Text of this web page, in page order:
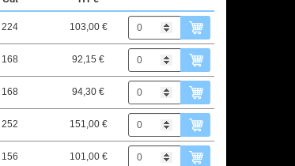
224 103,00 €
168 92,15 €
168 94,30 €
252 151,00 €
156 101,00 €